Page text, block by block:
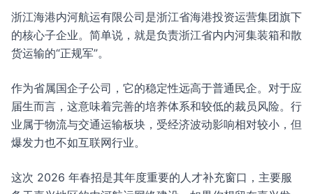
浙江海港内河航运有限公司是浙江省海港投资运营集团旗下
的核心子企业。简单说，就是负责浙江省内内河集装箱和散
货运输的“正规军”。
作为省属国企子公司，它的稳定性远高于普通民企。对于应
届生而言，这意味着完善的培养体系和较低的裁员风险。行
业属于物流与交通运输板块，受经济波动影响相对较小，但
爆发力也不如互联网行业。
这次 2026 年春招是其年度重要的人才补充窗口，主要服